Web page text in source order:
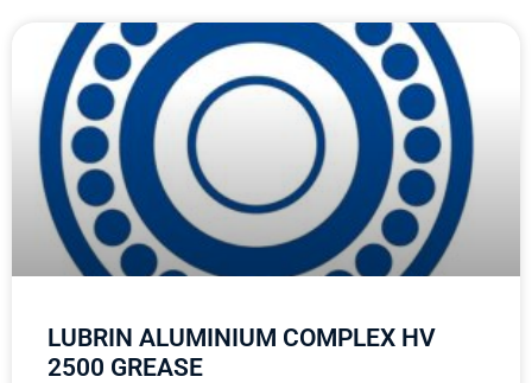
LUBRIN ALUMINIUM COMPLEX HV
2500 GREASE